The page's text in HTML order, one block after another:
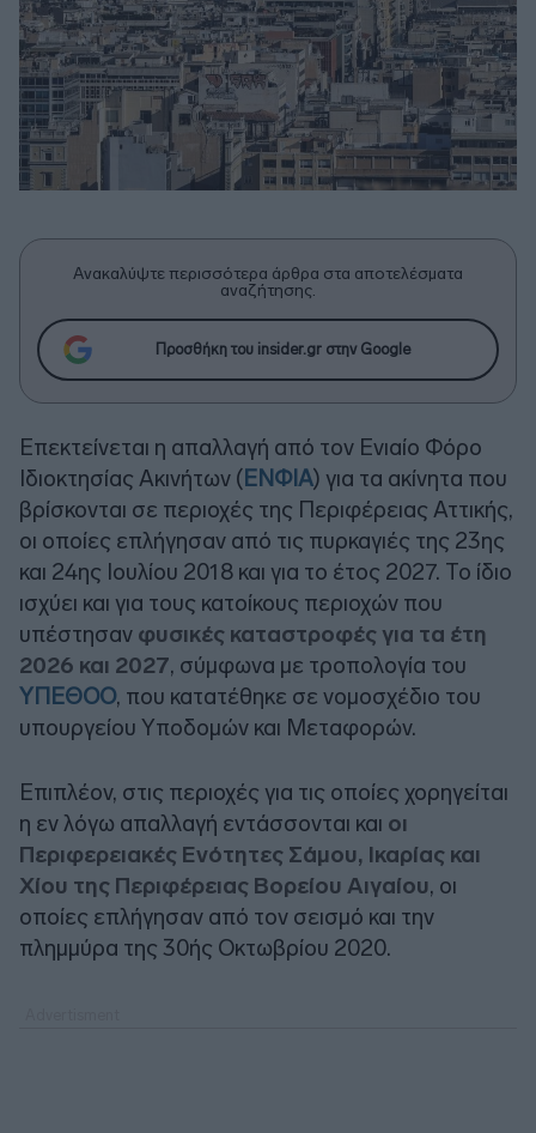
Ανακαλύψτε περισσότερα άρθρα στα αποτελέσματα
αναζήτησης.
Προσθήκη του insider.gr στην Google
Επεκτείνεται η απαλλαγή από τον Ενιαίο Φόρο
Ιδιοκτησίας Ακινήτων (ΕΝΦΙΑ) για τα ακίνητα που
βρίσκονται σε περιοχές της Περιφέρειας Αττικής,
οι οποίες επλήγησαν από τις πυρκαγιές της 23ης
και 24ης Ιουλίου 2018 και για το έτος 2027. Το ίδιο
ισχύει και για τους κατοίκους περιοχών που
υπέστησαν φυσικές καταστροφές για τα έτη
2026 και 2027, σύμφωνα με τροπολογία του
ΥΠΕΘΟΟ, που κατατέθηκε σε νομοσχέδιο του
υπουργείου Υποδομών και Μεταφορών.
Επιπλέον, στις περιοχές για τις οποίες χορηγείται
η εν λόγω απαλλαγή εντάσσονται και οι
Περιφερειακές Ενότητες Σάμου, Ικαρίας και
Χίου της Περιφέρειας Βορείου Αιγαίου, οι
οποίες επλήγησαν από τον σεισμό και την
πλημμύρα της 30ής Οκτωβρίου 2020.